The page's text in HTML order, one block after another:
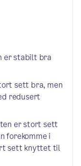
stabilt bra
er stabilt bra
sett bra, men
sett bra, men
redusert
er stort sett bra,
er stort sett
forekomme i
sett knyttet til